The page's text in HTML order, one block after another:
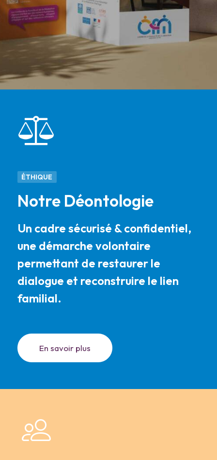
ÉTHIQUE
Notre Déontologie
Un cadre sécurisé & confidentiel,
une démarche volontaire
permettant de restaurer le
dialogue et reconstruire le lien
familial.
En savoir plus